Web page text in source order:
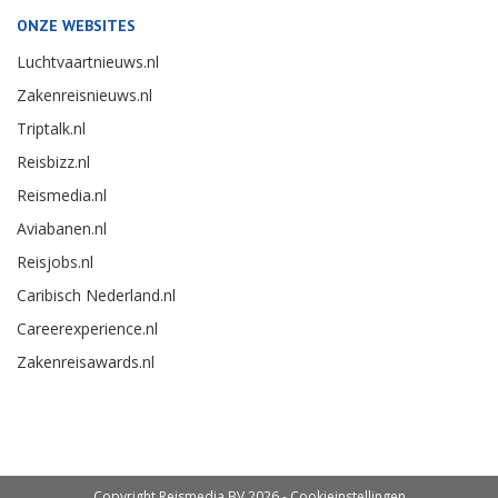
ONZE WEBSITES
Luchtvaartnieuws.nl
Zakenreisnieuws.nl
Triptalk.nl
Reisbizz.nl
Reismedia.nl
Aviabanen.nl
Reisjobs.nl
Caribisch Nederland.nl
Careerexperience.nl
Zakenreisawards.nl